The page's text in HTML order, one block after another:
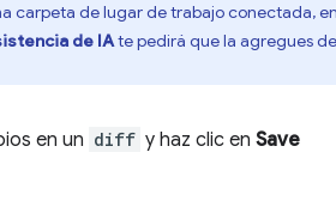
carpeta de lugar de trabajo conectada,
de IAte pedirá que la agregues de
en un diff y haz clic en Save